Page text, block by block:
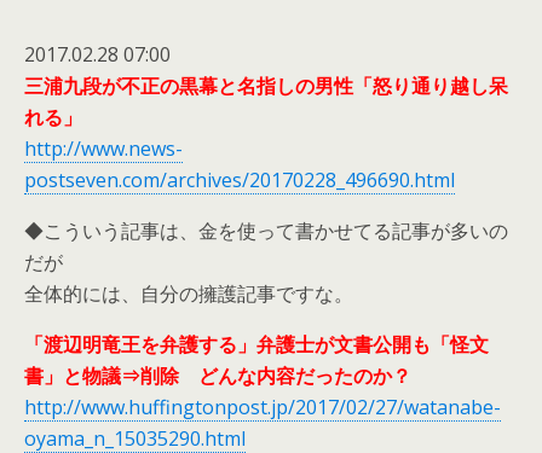
2017.02.28 07:00
三浦九段が不正の黒幕と名指しの男性「怒り通り越し呆
れる」
http://www.news-
postseven.com/archives/20170228_496690.html
◆こういう記事は、金を使って書かせてる記事が多いの
だが
全体的には、自分の擁護記事ですな。
「渡辺明竜王を弁護する」弁護士が文書公開も「怪文
書」と物議⇒削除 どんな内容だったのか？
http://www.huffingtonpost.jp/2017/02/27/watanabe-
oyama_n_15035290.html